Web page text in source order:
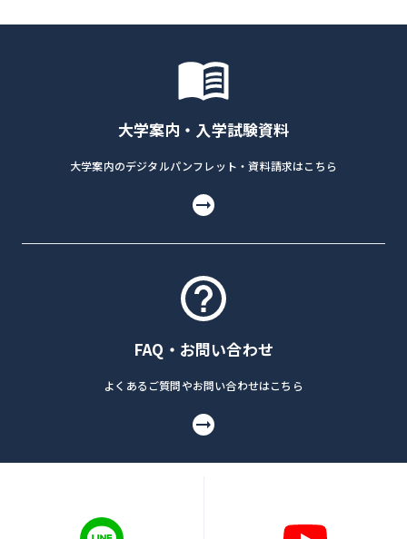
大学案内・入学試験資料
大学案内のデジタルパンフレット・資料請求はこちら
FAQ・お問い合わせ
よくあるご質問やお問い合わせはこちら